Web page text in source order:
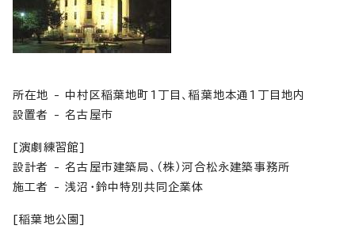
所在地 - 中村区稲葉地町1丁目、稲葉地本通1丁目地内
設置者 - 名古屋市
[演劇練習館]
設計者 - 名古屋市建築局、（株）河合松永建築事務所
施工者 - 浅沼・鈴中特別共同企業体
[稲葉地公園]